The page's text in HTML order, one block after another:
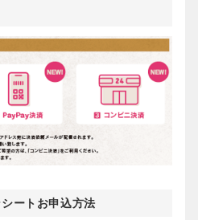
ートお申込方法